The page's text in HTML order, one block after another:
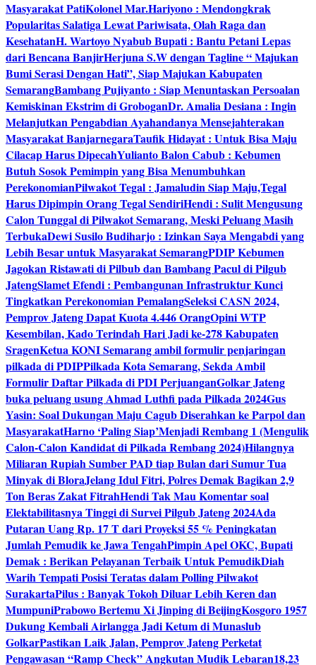
Masyarakat PatiKolonel Mar.Hariyono : Mendongkrak
Popularitas Salatiga Lewat Pariwisata, Olah Raga dan
KesehatanH. Wartoyo Nyabub Bupati : Bantu Petani Lepas
dari Bencana BanjirHerjuna S.W dengan Tagline “ Majukan
Bumi Serasi Dengan Hati”, Siap Majukan Kabupaten
SemarangBambang Pujiyanto : Siap Menuntaskan Persoalan
Kemiskinan Ekstrim di GroboganDr. Amalia Desiana : Ingin
Melanjutkan Pengabdian Ayahandanya Mensejahterakan
Masyarakat BanjarnegaraTaufik Hidayat : Untuk Bisa Maju
Cilacap Harus DipecahYulianto Balon Cabub : Kebumen
Butuh Sosok Pemimpin yang Bisa Menumbuhkan
PerekonomianPilwakot Tegal : Jamaludin Siap Maju,Tegal
Harus Dipimpin Orang Tegal SendiriHendi : Sulit Mengusung
Calon Tunggal di Pilwakot Semarang, Meski Peluang Masih
TerbukaDewi Susilo Budiharjo : Izinkan Saya Mengabdi yang
Lebih Besar untuk Masyarakat SemarangPDIP Kebumen
Jagokan Ristawati di Pilbub dan Bambang Pacul di Pilgub
JatengSlamet Efendi : Pembangunan Infrastruktur Kunci
Tingkatkan Perekonomian PemalangSeleksi CASN 2024,
Pemprov Jateng Dapat Kuota 4.446 OrangOpini WTP
Kesembilan, Kado Terindah Hari Jadi ke-278 Kabupaten
SragenKetua KONI Semarang ambil formulir penjaringan
pilkada di PDIPPilkada Kota Semarang, Sekda Ambil
Formulir Daftar Pilkada di PDI PerjuanganGolkar Jateng
buka peluang usung Ahmad Luthfi pada Pilkada 2024Gus
Yasin: Soal Dukungan Maju Cagub Diserahkan ke Parpol dan
MasyarakatHarno ‘Paling Siap’Menjadi Rembang 1 (Mengulik
Calon-Calon Kandidat di Pilkada Rembang 2024)Hilangnya
Miliaran Rupiah Sumber PAD tiap Bulan dari Sumur Tua
Minyak di BloraJelang Idul Fitri, Polres Demak Bagikan 2,9
Ton Beras Zakat FitrahHendi Tak Mau Komentar soal
Elektabilitasnya Tinggi di Survei Pilgub Jateng 2024Ada
Putaran Uang Rp. 17 T dari Proyeksi 55 % Peningkatan
Jumlah Pemudik ke Jawa TengahPimpin Apel OKC, Bupati
Demak : Berikan Pelayanan Terbaik Untuk PemudikDiah
Warih Tempati Posisi Teratas dalam Polling Pilwakot
SurakartaPilus : Banyak Tokoh Diluar Lebih Keren dan
MumpuniPrabowo Bertemu Xi Jinping di BeijingKosgoro 1957
Dukung Kembali Airlangga Jadi Ketum di Munaslub
GolkarPastikan Laik Jalan, Pemprov Jateng Perketat
Pengawasan “Ramp Check” Angkutan Mudik Lebaran18,23